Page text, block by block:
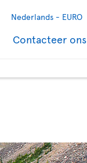
Nederlands - EURO
Contacteer ons